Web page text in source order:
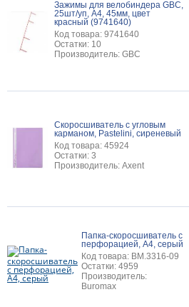
Зажимы для велобиндера GBC,
25шт/уп, A4, 45мм, цвет
красный (9741640)
Код товара: 9741640
Остатки: 10
Производитель: GBC
Скоросшиватель с угловым
карманом, Pastelini, сиреневый
Код товара: 45924
Остатки: 3
Производитель: Axent
Папка-скоросшиватель с
перфорацией, А4, серый
Код товара: BM.3316-09
Остатки: 4959
Производитель:
Buromax